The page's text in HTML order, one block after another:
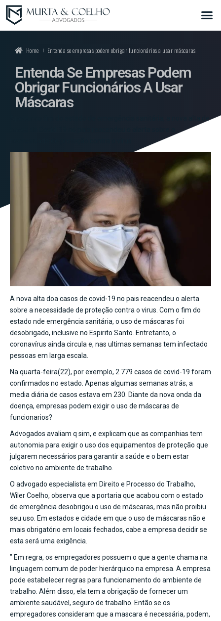
Home Entenda se empresas podem obrigar funcionários a usar máscaras
Entenda Se Empresas Podem
Obrigar Funcionários A Usar
Máscaras
A nova alta doa casos de covid-19 no pais reacendeu o alerta
sobre a necessidade de proteção contra o virus. Com o fim do
estado nde emergência sanitária, o uso de máscaras foi
desobrigado, inclusive no Espirito Santo. Entretanto, o
coronavírus ainda circula e, nas ultimas semanas tem infectado
pessoas em larga escala.
Na quarta-feira(22), por exemplo, 2.779 casos de covid-19 foram
confirmados no estado. Apenas algumas semanas atrás, a
media diária de casos estava em 230. Diante da nova onda da
doença, empresas podem exigir o uso de máscaras de
funcionarios?
Advogados avaliam q sim, e explicam que as companhias tem
autonomia para exigir o uso dos equipamentos de proteção que
julgarem necessários para garantir a saúde e o bem estar
coletivo no ambiente de trabalho.
O advogado especialista em Direito e Processo do Trabalho,
Wiler Coelho, observa que a portaria que acabou com o estado
de emergência desobrigou o uso de máscaras, mas não proibiu
seu uso. Em estados e cidade em que o uso de máscaras não e
mais obrigatório em locais fechados, cabe a empresa decidir se
esta será uma exigência.
” Em regra, os empregadores possuem o que a gente chama na
linguagem comum de poder hierárquico na empresa. A empresa
pode estabelecer regras para funcionamento do ambiente de
trabalho. Além disso, ela tem a obrigação de fornecer um
ambiente saudável, seguro de trabalho. Então se os
empregadores consideram que a mascara é necessária, podem,